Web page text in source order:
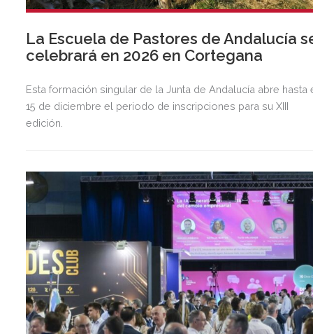
La Escuela de Pastores de Andalucía
celebrará en 2026 en Cortegana
Esta formación singular de la Junta de Andalucía abre hasta
15 de diciembre el periodo de inscripciones para su XIII
edición.